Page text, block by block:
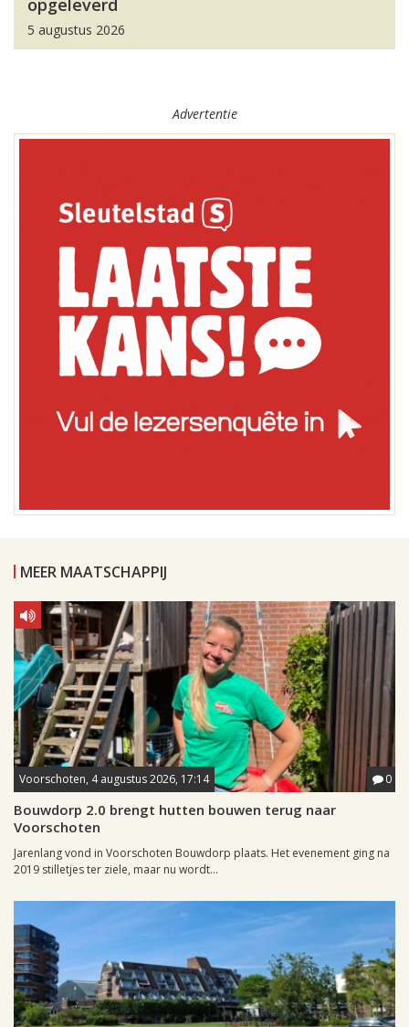
opgeleverd
5 augustus 2026
Advertentie
MEER MAATSCHAPPIJ
Voorschoten, 4 augustus 2026, 17:14 0
Bouwdorp 2.0 brengt hutten bouwen terug naar
Voorschoten
Jarenlang vond in Voorschoten Bouwdorp plaats. Het evenement ging na
2019 stilletjes ter ziele, maar nu wordt...